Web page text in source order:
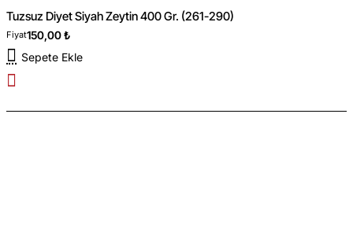
Tuzsuz Diyet Siyah Zeytin 400 Gr. (261-290)
Fiyat150,00 ₺
Sepete Ekle